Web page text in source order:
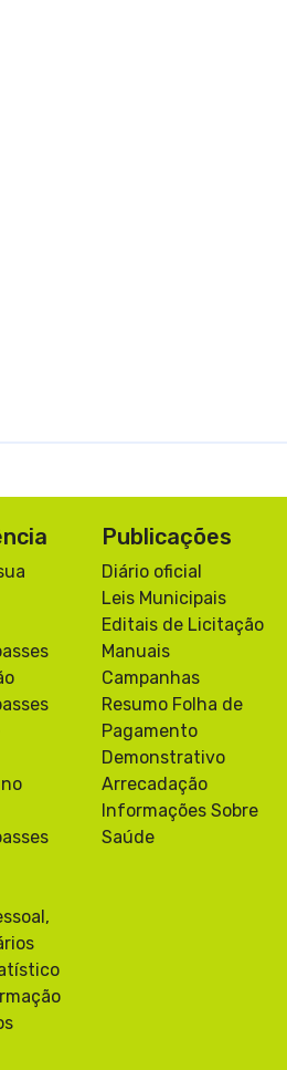
Publicações
Diário oficial
Leis Municipais
Editais de Licitação
Manuais
Campanhas
Resumo Folha de
Pagamento
Demonstrativo
Arrecadação
Informações Sobre
Saúde